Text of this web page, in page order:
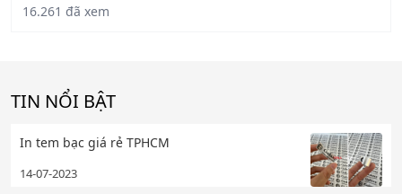
16.261 đã xem
TIN NỔI BẬT
In tem bạc giá rẻ TPHCM
14-07-2023